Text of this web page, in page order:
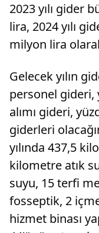
2023 yılı gider
lira, 2024 yılı
milyon lira
Gelecek yılın
personel gideri,
alımı gideri,
giderleri
yılında 437,5
kilometre atık
suyu, 15 terfi
fosseptik, 2
hizmet binası